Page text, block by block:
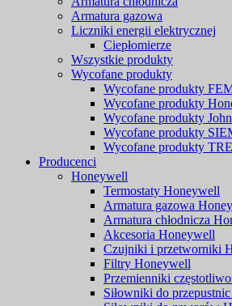
Armatura gazowa
Liczniki energii elektrycznej
Ciepłomierze
Wszystkie produkty
Wycofane produkty
Wycofane produkty
Wycofane produkty
Wycofane produkty
Wycofane produkty
Wycofane produkty
Producenci
Honeywell
Termostaty Honeywell
Armatura gazowa
Armatura chłodnicza
Akcesoria Honeywell
Czujniki i przetworniki
Filtry Honeywell
Przemienniki
Siłowniki do